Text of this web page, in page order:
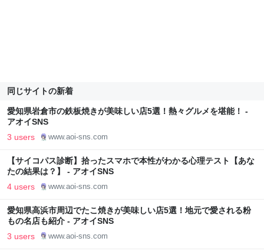
同じサイトの新着
愛知県岩倉市の鉄板焼きが美味しい店5選！熱々グルメを堪能！ -
アオイSNS
3 users www.aoi-sns.com
【サイコパス診断】拾ったスマホで本性がわかる心理テスト【あな
たの結果は？】 - アオイSNS
4 users www.aoi-sns.com
愛知県高浜市周辺でたこ焼きが美味しい店5選！地元で愛される粉
もの名店も紹介 - アオイSNS
3 users www.aoi-sns.com